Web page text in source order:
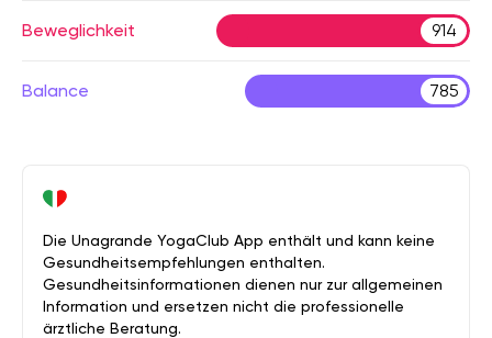
Beweglichkeit 914
Balance 785
Die Unagrande YogaClub App enthält und kann keine
Gesundheitsempfehlungen enthalten.
Gesundheitsinformationen dienen nur zur allgemeinen
Information und ersetzen nicht die professionelle
ärztliche Beratung.